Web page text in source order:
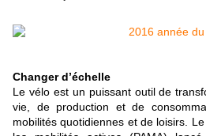
Changer d’échelle
Le vélo est un puissant outil de
vie, de production et de
mobilités quotidiennes et de loisirs.